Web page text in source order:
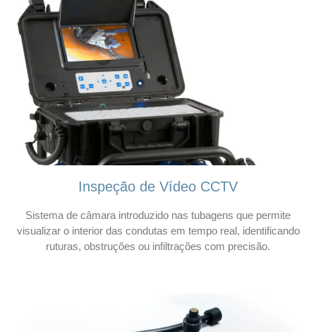
Inspeção de Vídeo CCTV
Sistema de câmara introduzido nas tubagens que permite
visualizar o interior das condutas em tempo real, identificando
ruturas, obstruções ou infiltrações com precisão.